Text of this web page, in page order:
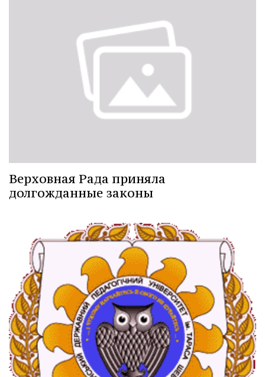
Верховная Рада приняла
долгожданные законы